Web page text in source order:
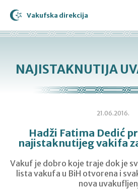
Vakufska direkcija
NAJISTAKNUTIJA
21.06.2016.
Hadži Fatima Dedić
najistaknutijeg vakifa
Vakuf je dobro koje traje dok je
lista vakufa u BiH otvorena i
nova